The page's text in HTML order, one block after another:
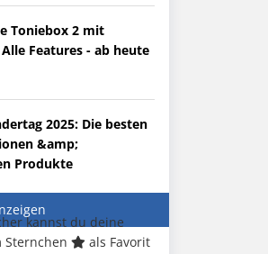
Toniebox 2 mit
Features - ab heute
2025: Die besten
&amp;
Produkte
kannst du deine
Sternchen
als Favorit